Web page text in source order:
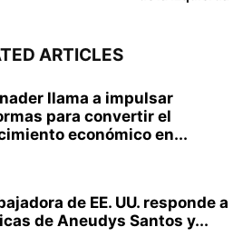
ARTICLES
llama a impulsar
para convertir el
económico en...
de EE. UU. responde a
de Aneudys Santos y...